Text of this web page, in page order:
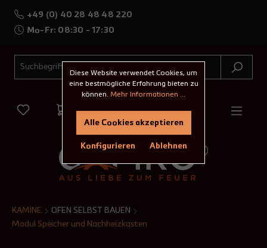
+49 (0) 40 28 48 48 220
Mo-Fr: 08:30 - 17:30
KAMINE
OFEN SELBST BAUEN
Modul Speicher und Nachheizkasten
Diese Website verwendet Cookies, um
eine bestmögliche Erfahrung bieten zu
können. Mehr Informationen ...
Ablehnen
Konfigurieren
Alle Cookies akzeptieren